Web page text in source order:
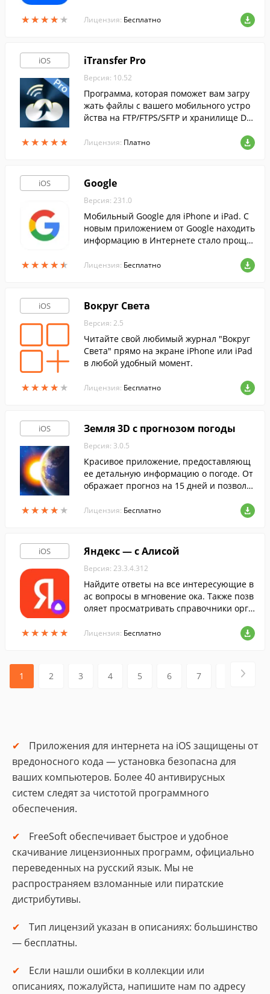
★★★★★
★★★★★
ных, для обмена файлами с друзьями и к
Лицензия: Бесплатно
iOS
★★★★★
★★★★★
iTransfer Pro
Версия: 10.52
Программа, которая поможет вам загру
жать файлы с вашего мобильного устро
йства на FTP/FTPS/SFTP и хранилище Dro
ь документы перед загрузкой.
Лицензия: Платно
iOS
★★★★★
★★★★★
Google
Версия: 231.0
Мобильный Google для iPhone и iPad. C
новым приложением от Google находить
информацию в Интернете стало проще
Лицензия: Бесплатно
iOS
★★★★ ★
★★★★ ★
Вокруг Света
Версия: 2.5
Читайте свой любимый журнал "Вокруг
Света" прямо на экране iPhone или iPad
в любой удобный момент.
Лицензия: Бесплатно
iOS
★★★★ ★
★★★★ ★
Земля 3D с прогнозом погоды
Версия: 3.0.5
Красивое приложение, предоставляющ
ее детальную информацию о погоде. От
ображает прогноз на 15 дней и позволя
Twitter.
Лицензия: Бесплатно
iOS
★★★★★
★★★★★
Яндекс — с Алисой
Версия: 23.3.4.312
Найдите ответы на все интересующие в
ас вопросы в мгновение ока. Также позв
оляет просматривать справочники орга
о позвонить им.
Лицензия: Бесплатно
1 2 3 4 5 6 7
Приложения для интернета на iOS защищены от
вредоносного кода — установка безопасна для
ваших компьютеров. Более 40 антивирусных
систем следят за чистотой программного
обеспечения.
FreeSoft обеспечивает быстрое и удобное
скачивание лицензионных программ, официально
переведенных на русский язык. Мы не
распространяем взломанные или пиратские
дистрибутивы.
Тип лицензий указан в описаниях: большинство
— бесплатны.
Если нашли ошибки в коллекции или
описаниях, пожалуйста, напишите нам по адресу